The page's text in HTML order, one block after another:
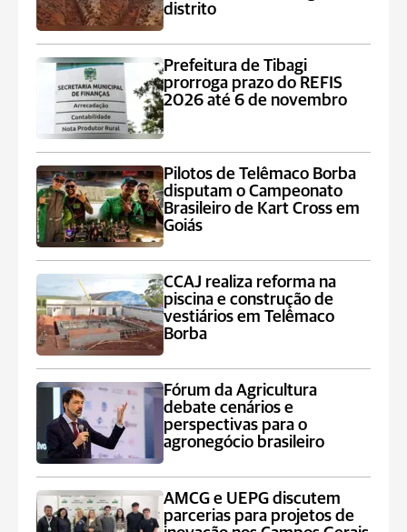
distrito
Prefeitura de Tibagi
prorroga prazo do REFIS
2026 até 6 de novembro
Pilotos de Telêmaco Borba
disputam o Campeonato
Brasileiro de Kart Cross em
Goiás
CCAJ realiza reforma na
piscina e construção de
vestiários em Telêmaco
Borba
Fórum da Agricultura
debate cenários e
perspectivas para o
agronegócio brasileiro
AMCG e UEPG discutem
parcerias para projetos de